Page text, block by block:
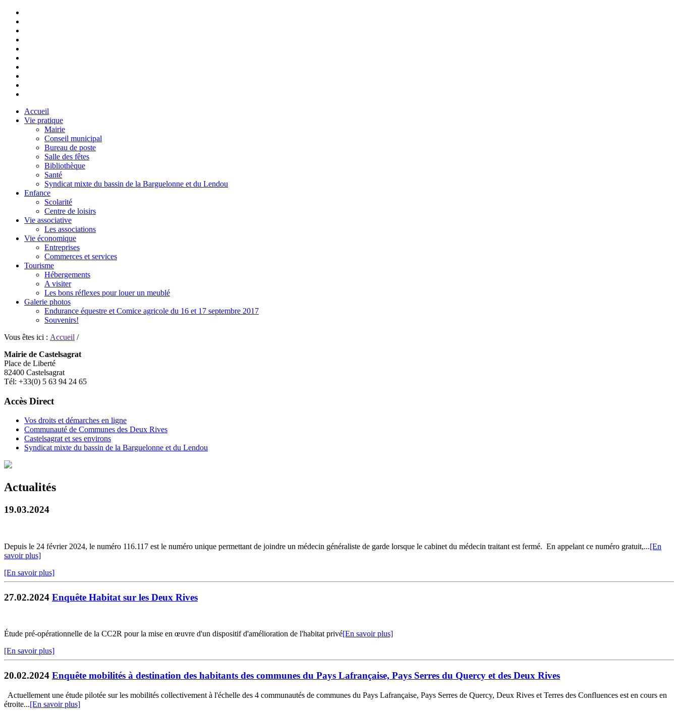
Accueil
Vie pratique
Mairie
Conseil municipal
Bureau de poste
Salle des fêtes
Bibliothèque
Santé
Syndicat mixte du bassin de la Barguelonne et du Lendou
Enfance
Scolarité
Centre de loisirs
Vie associative
Les associations
Vie économique
Entreprises
Commerces et services
Tourisme
Hébergements
A visiter
Les bons réflexes pour louer un meublé
Galerie photos
Endurance équestre et Comice agricole du 16 et 17 septembre 2017
Souvenirs!
Vous êtes ici : Accueil /
Mairie de Castelsagrat
Place de Liberté
82400 Castelsagrat
Tél: +33(0) 5 63 94 24 65
Accès Direct
Vos droits et démarches en ligne
Communauté de Communes des Deux Rives
Castelsagrat et ses environs
Syndicat mixte du bassin de la Barguelonne et du Lendou
Actualités
19.03.2024
Depuis le 24 février 2024, le numéro 116.117 est le numéro unique permettant de joindre un médecin généraliste de garde lorsque le cabinet du médecin traitant est fermé. En appelant ce numéro gratuit,...[En
savoir plus]
[En savoir plus]
27.02.2024 Enquête Habitat sur les Deux Rives
Étude pré-opérationnelle de la CC2R pour la mise en œuvre d'un dispositif d'amélioration de l'habitat privé[En savoir plus]
[En savoir plus]
20.02.2024 Enquête mobilités à destination des habitants des communes du Pays Lafrançaise, Pays Serres du Quercy et des Deux Rives
Actuellement une étude pilotée sur les mobilités collectivement à l'échelle des 4 communautés de communes du Pays Lafrançaise, Pays Serres de Quercy, Deux Rives et Terres des Confluences est en cours en
étroite...[En savoir plus]